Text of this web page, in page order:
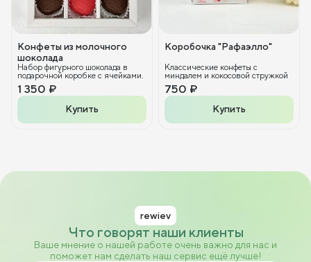
Конфеты из молочного
шоколада
Набор фигурного шоколада в
подарочной коробке с ячейками.
1 350 ₽
Купить
Коробочка "Рафаэлло"
Классические конфеты с
миндалем и кокосовой стружкой
750 ₽
Купить
Что говорят наши клиенты
rewiev
Ваше мнение о нашей работе очень важно для нас и
поможет нам сделать наш сервис ещё лучше!